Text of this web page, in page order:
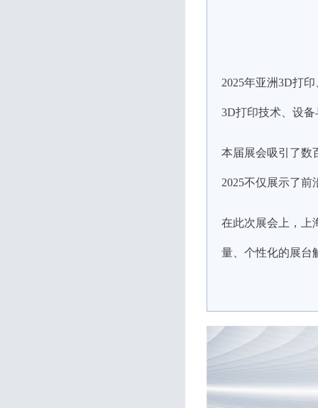
2025年亚洲3D打
3D打印技术、设
本届展会吸引了数
2025不仅展示了
在此次展会上，上
量、个性化的展台